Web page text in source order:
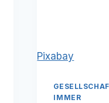
Pixabay
IMMER